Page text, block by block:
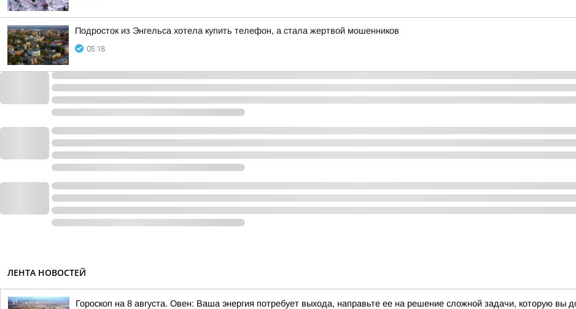
Подросток из Энгельса хотела купить телефон, а стала жертвой мошенников
05:18
ЛЕНТА НОВОСТЕЙ
Гороскоп на 8 августа. Овен: Ваша энергия потребует выхода, направьте ее на решение сложной задачи, которую вы